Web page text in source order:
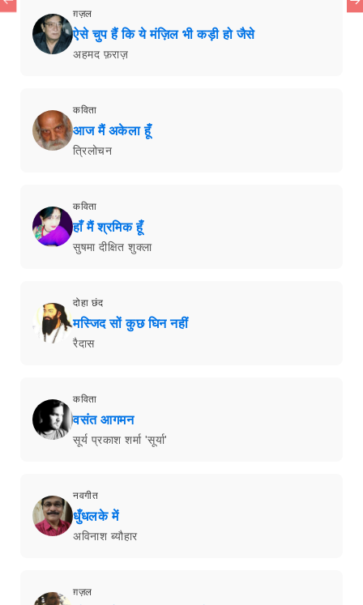
ग़ज़ल
ऐसे चुप हैं कि ये मंज़िल भी कड़ी हो जैसे
अहमद फ़राज़
कविता
आज मैं अकेला हूँ
त्रिलोचन
कविता
हाँ मैं श्रमिक हूँ
सुषमा दीक्षित शुक्ला
दोहा छंद
मस्जिद सों कुछ घिन नहीं
रैदास
कविता
वसंत आगमन
सूर्य प्रकाश शर्मा 'सूर्या'
नवगीत
धुँधलके में
अविनाश ब्यौहार
ग़ज़ल